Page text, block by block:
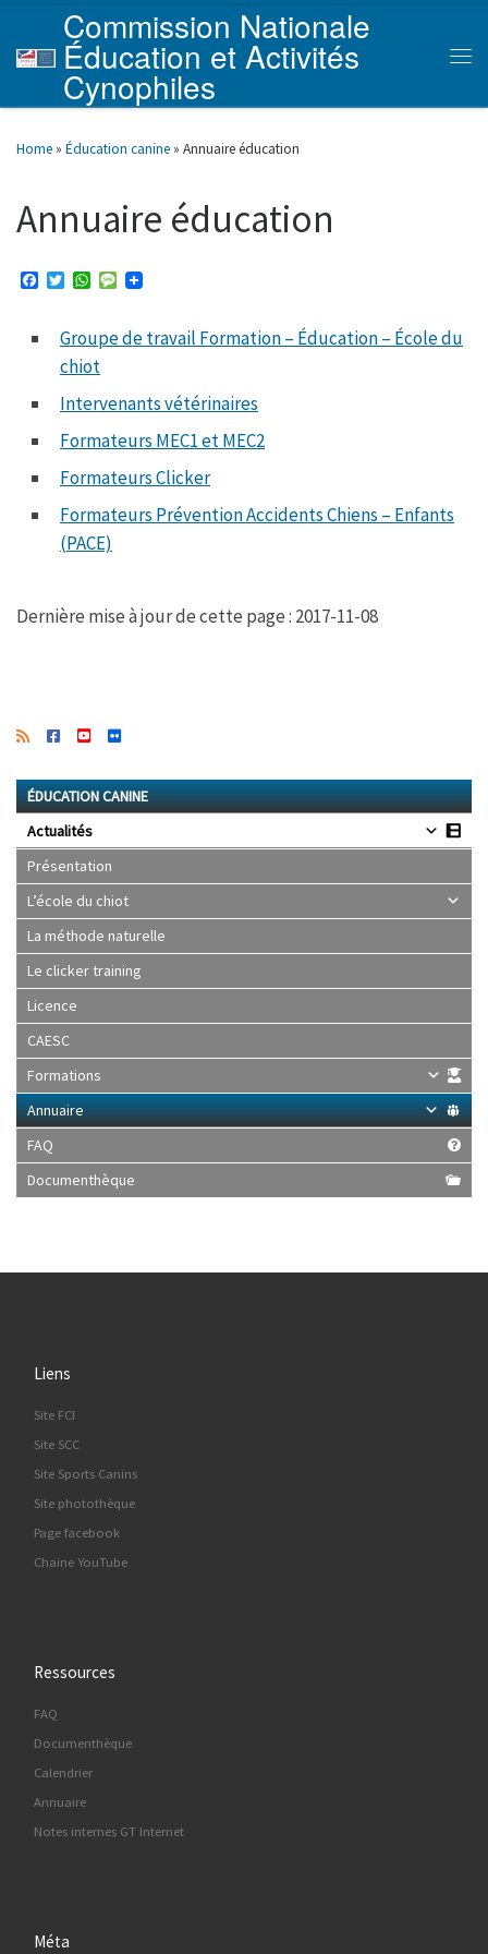
Skip to content
Commission Nationale
Éducation et Activités
Cynophiles
Home » Éducation canine » Annuaire éducation
Annuaire éducation
T
t
t
e
W
t
s
A
p
M
s
a
Groupe de travail Formation – Éducation – École du
chiot
Intervenants vétérinaires
Formateurs MEC1 et MEC2
Formateurs Clicker
Formateurs Prévention Accidents Chiens – Enfants
(PACE)
Dernière mise à jour de cette page : 2017-11-08
ÉDUCATION CANINE
Actualités
Présentation
L’école du chiot
La méthode naturelle
Le clicker training
Licence
CAESC
Formations
Annuaire
FAQ
Documenthèque
Liens
Site FCI
Site SCC
Site Sports Canins
Site photothèque
Page facebook
Chaine YouTube
Ressources
FAQ
Documenthèque
Calendrier
Annuaire
Notes internes GT Internet
Méta